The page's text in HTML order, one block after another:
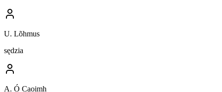
U. Lõhmus
sędzia
A. Ó Caoimh